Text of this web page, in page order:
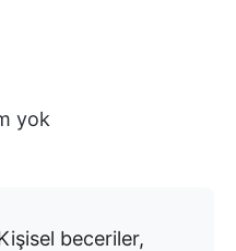
yok
beceriler,